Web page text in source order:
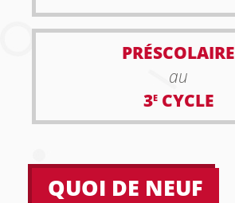
PRÉSCOLAIRE
au
3ECYCLE
QUOI DE NEUF